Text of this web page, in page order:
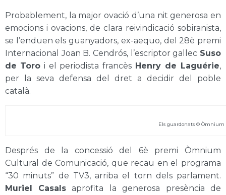
Probablement, la major ovació d’una nit generosa en
emocions i ovacions, de clara reivindicació sobiranista,
se l’enduen els guanyadors, ex-aequo, del 28è premi
Internacional Joan B. Cendrós, l’escriptor gallec Suso
de Toro i el periodista francès Henry de Laguérie,
per la seva defensa del dret a decidir del poble
català.
Els guardonats © Òmnium
Després de la concessió del 6è premi Òmnium
Cultural de Comunicació, que recau en el programa
“30 minuts” de TV3, arriba el torn dels parlament.
Muriel Casals aprofita la generosa presència de